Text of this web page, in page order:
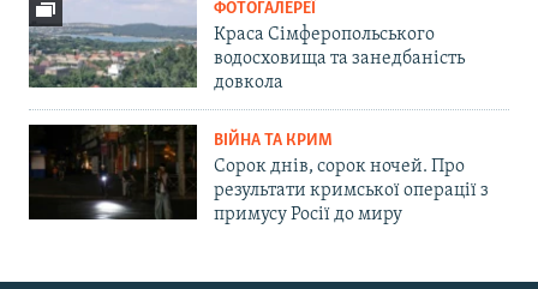
ФОТОГАЛЕРЕЇ
Краса Сімферопольського
водосховища та занедбаність
довкола
ВІЙНА ТА КРИМ
Сорок днів, сорок ночей. Про
результати кримської операції з
примусу Росії до миру